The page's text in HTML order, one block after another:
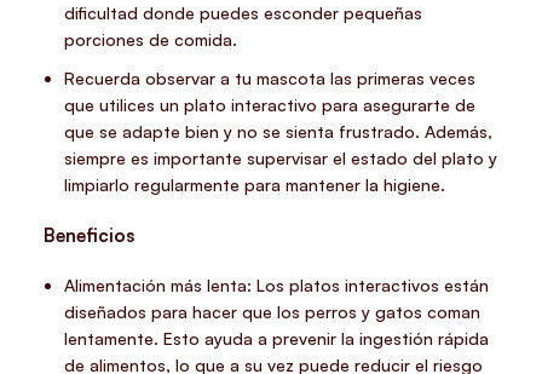
dificultad donde puedes esconder pequeñas
porciones de comida.
Recuerda observar a tu mascota las primeras veces
que utilices un plato interactivo para asegurarte de
que se adapte bien y no se sienta frustrado. Además,
siempre es importante supervisar el estado del plato y
limpiarlo regularmente para mantener la higiene.
Beneficios
Alimentación más lenta: Los platos interactivos están
diseñados para hacer que los perros y gatos coman
lentamente. Esto ayuda a prevenir la ingestión rápida
de alimentos, lo que a su vez puede reducir el riesgo